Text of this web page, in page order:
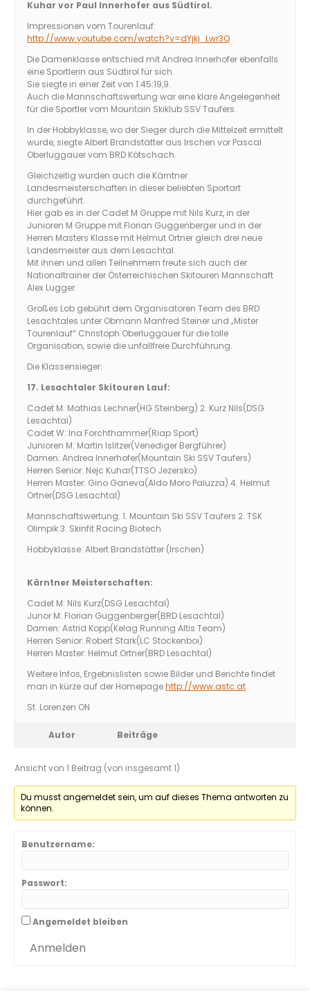
Kuhar vor Paul Innerhofer aus Südtirol.
Impressionen vom Tourenlauf:
http://www.youtube.com/watch?v=dYjkj_Lwr3Q
Die Damenklasse entschied mit Andrea Innerhofer ebenfalls
eine Sportlerin aus Südtirol für sich.
Sie siegte in einer Zeit von 1:45:19,9.
Auch die Mannschaftswertung war eine klare Angelegenheit
für die Sportler vom Mountain Skiklub SSV Taufers.
In der Hobbyklasse, wo der Sieger durch die Mittelzeit ermittelt
wurde, siegte Albert Brandstätter aus Irschen vor Pascal
Oberluggauer vom BRD Kötschach.
Gleichzeitig wurden auch die Kärntner
Landesmeisterschaften in dieser beliebten Sportart
durchgeführt.
Hier gab es in der Cadet M Gruppe mit Nils Kurz, in der
Junioren M Gruppe mit Florian Guggenberger und in der
Herren Masters Klasse mit Helmut Ortner gleich drei neue
Landesmeister aus dem Lesachtal.
Mit ihnen und allen Teilnehmern freute sich auch der
Nationaltrainer der Österreichischen Skitouren Mannschaft
Alex Lugger.
Großes Lob gebührt dem Organisatoren Team des BRD
Lesachtales unter Obmann Manfred Steiner und „Mister
Tourenlauf“ Christoph Oberluggauer für die tolle
Organisation, sowie die unfallfreie Durchführung.
Die Klassensieger:
17. Lesachtaler Skitouren Lauf:
Cadet M: Mathias Lechner(HG Steinberg) 2. Kurz Nils(DSG
Lesachtal)
Cadet W: Ina Forchthammer(Riap Sport)
Junioren M: Martin Islitzer(Venediger Bergführer)
Damen: Andrea Innerhofer(Mountain Ski SSV Taufers)
Herren Senior: Nejc Kuhar(TTSO Jezersko)
Herren Master: Gino Ganeva(Aldo Moro Paluzza) 4. Helmut
Ortner(DSG Lesachtal)
Mannschaftswertung: 1. Mountain Ski SSV Taufers 2. TSK
Olimpik 3. Skinfit Racing Biotech
Hobbyklasse: Albert Brandstätter (Irschen)
Kärntner Meisterschaften:
Cadet M: Nils Kurz(DSG Lesachtal)
Junor M: Florian Guggenberger(BRD Lesachtal)
Damen: Astrid Kopp(Kelag Running Altis Team)
Herren Senior: Robert Stark(LC Stockenboi)
Herren Master: Helmut Ortner(BRD Lesachtal)
Weitere Infos, Ergebnislisten sowie Bilder und Berichte findet
man in kürze auf der Homepagehttp://www.astc.at
St. Lorenzen ON
Autor Beiträge
Ansicht von 1 Beitrag (von insgesamt 1)
Du musst angemeldet sein, um auf dieses Thema antworten zu
können.
Benutzername:
Passwort:
Angemeldet bleiben
Anmelden